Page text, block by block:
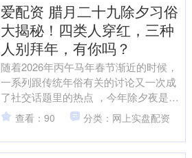
爱配资 腊月二十九除夕习俗
大揭秘！四类人穿红，三种
人别拜年，有你吗？
随着2026年丙午马年春节渐近的时候，
一系列跟传统年俗有关的讨论又一次成
了社交话题里的热点 ，今年除夕夜是在
腊月二十九那天，一些特定的着装方面
的禁忌以及拜年礼仪....
查看：90 分类：网上实盘配资